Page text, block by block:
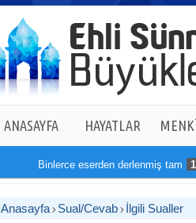
ANASAYFA HAYATLAR
Binlerce eserden derlenmiş tam 14
Anasayfa Sual/Cevab İlgili Sualler